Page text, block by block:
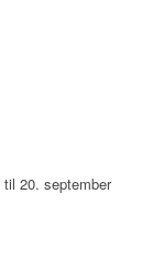
20. september